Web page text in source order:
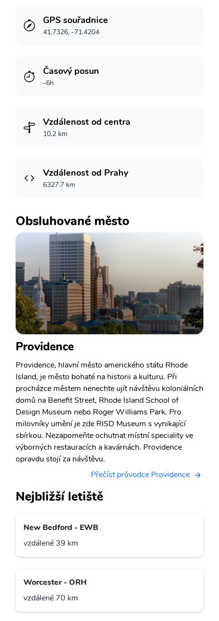
GPS souřadnice
41.7326, -71.4204
Časový posun
-6h
Vzdálenost od centra
10.2 km
Vzdálenost od Prahy
6327.7 km
Obsluhované město
Providence
Providence, hlavní město amerického státu Rhode
Island, je město bohaté na historii a kulturu. Při
procházce městem nenechte ujít návštěvu koloniálních
domů na Benefit Street, Rhode Island School of
Design Museum nebo Roger Williams Park. Pro
milovníky umění je zde RISD Museum s vynikající
sbírkou. Nezapomeňte ochutnat místní speciality ve
výborných restauracích a kavárnách. Providence
opravdu stojí za návštěvu.
Přečíst průvodce Providence
Nejbližší letiště
New Bedford - EWB
vzdálené 39 km
Worcester - ORH
vzdálené 70 km